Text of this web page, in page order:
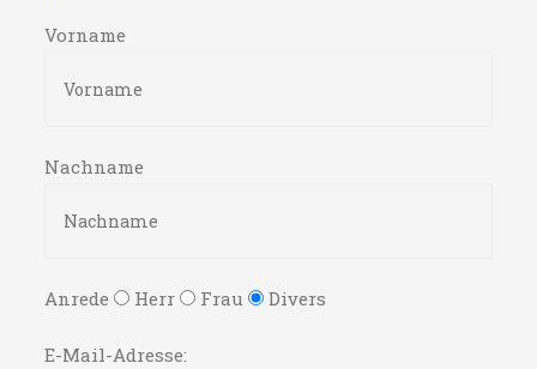
Vorname
Nachname
Anrede Herr Frau Divers
E-Mail-Adresse: